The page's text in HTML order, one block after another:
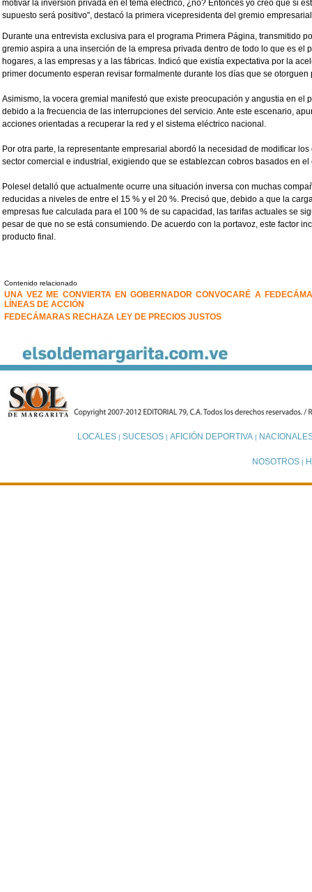
motivar la inversión privada en el tema eléctrico, ¿no? Entonces yo creo que si
supuesto será positivo", destacó la primera vicepresidenta del gremio
Durante una entrevista exclusiva para el programa Primera Página, transmitido
gremio aspira a una inserción de la empresa privada dentro de todo lo que es el
hogares, a las empresas y a las fábricas. Indicó que existía expectativa por la
primer documento esperan revisar formalmente durante los días que se
Asimismo, la vocera gremial manifestó que existe preocupación y angustia en el
debido a la frecuencia de las interrupciones del servicio. Ante este escenario,
acciones orientadas a recuperar la red y el sistema eléctrico nacional.
Por otra parte, la representante empresarial abordó la necesidad de modificar
sector comercial e industrial, exigiendo que se establezcan cobros basados en
Polesel detalló que actualmente ocurre una situación inversa con muchas
reducidas a niveles de entre el 15 % y el 20 %. Precisó que, debido a que la
empresas fue calculada para el 100 % de su capacidad, las tarifas actuales se
pesar de que no se está consumiendo. De acuerdo con la portavoz, este factor
producto final.
Contenido relacionado
UNA VEZ ME CONVIERTA EN GOBERNADOR CONVOCARÉ A
LÍNEAS DE ACCIÓN
FEDECÁMARAS RECHAZA LEY DE PRECIOS JUSTOS
LOCALES| SUCESOS| AFICIÓN DEPORTIVA|
NOSOTROS |